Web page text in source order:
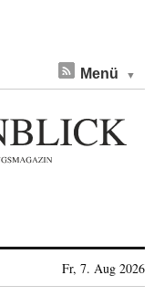
Menü
Fr, 7. Aug 2026